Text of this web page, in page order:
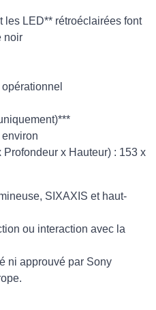
les LED** rétroéclairées font
noir
x Hauteur) : 153 x
SIXAXIS et haut-
ou interaction avec la
ni approuvé par Sony